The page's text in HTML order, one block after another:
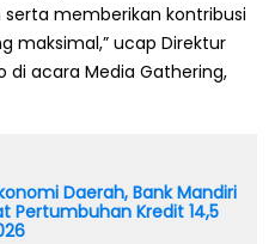
memberikan kontribusi
maksimal,” ucap Direktur
di acara Media Gathering,
Daerah, Bank Mandiri
Pertumbuhan Kredit 14,5